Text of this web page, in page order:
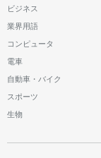
ビジネス
業界用語
コンピュータ
電車
自動車・バイク
スポーツ
生物